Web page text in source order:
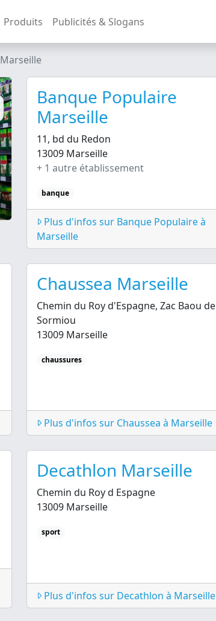
Produits Publicités & Slogans
Marseille
Banque Populaire
Marseille
11, bd du Redon
13009 Marseille
+ 1 autre établissement
banque
Plus d'infos sur Banque Populaire à
Marseille
Chaussea Marseille
Chemin du Roy d'Espagne, Zac Baou de
Sormiou
13009 Marseille
chaussures
Plus d'infos sur Chaussea à Marseille
Decathlon Marseille
Chemin du Roy d Espagne
13009 Marseille
sport
Plus d'infos sur Decathlon à Marseille